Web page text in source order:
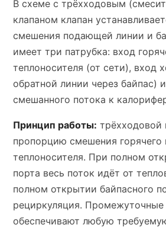
В схеме с трёхходовым
клапаном клапан
смешения подающей линии и
имеет три патрубка: вход
теплоносителя (от сети), вход
обратной линии через байпас)
смешанного потока к
Принцип работы: трёхходовой
пропорцию смешения горячего
теплоносителя. При полном
порта весь поток идёт от
полном открытии байпасного
рециркуляция.
обеспечивают любую